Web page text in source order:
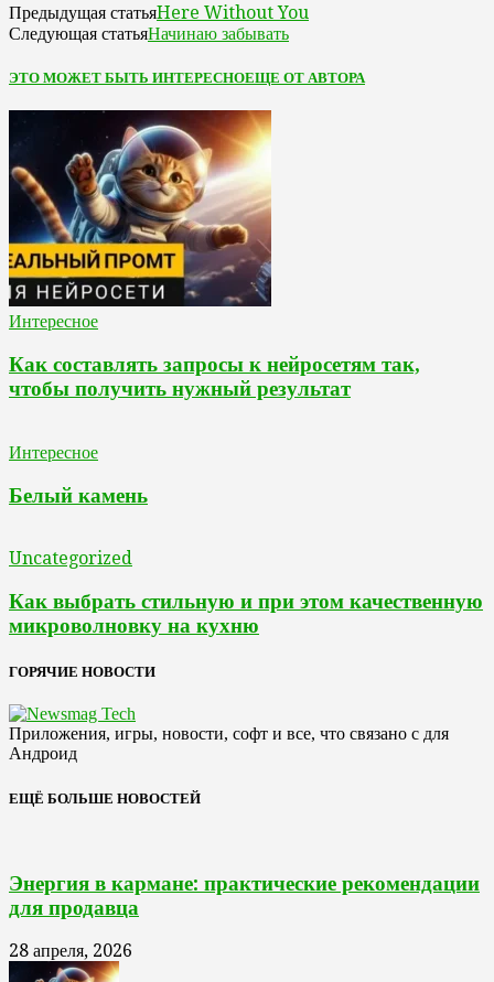
Предыдущая статьяHere Without You
Следующая статьяНачинаю забывать
ЭТО МОЖЕТ БЫТЬ ИНТЕРЕСНОЕЩЕ ОТ АВТОРА
Интересное
Как составлять запросы к нейросетям так,
чтобы получить нужный результат
Интересное
Белый камень
Uncategorized
Как выбрать стильную и при этом качественную
микроволновку на кухню
ГОРЯЧИЕ НОВОСТИ
Приложения, игры, новости, софт и все, что связано с для
Андроид
ЕЩЁ БОЛЬШЕ НОВОСТЕЙ
Энергия в кармане: практические рекомендации
для продавца
28 апреля, 2026